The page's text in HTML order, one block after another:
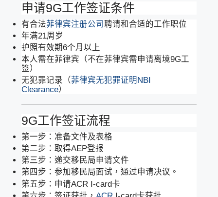
申请9G工作签证条件
有合法菲律宾注册公司聘请和合适的工作职位
年满21周岁
护照有效期6个月以上
本人需在菲律宾（不在菲律宾需申请离境9G工
签）
无犯罪记录（菲律宾无犯罪证明NBI
Clearance）
9G工作签证流程
第一步：准备文件及表格
第二步：取得AEP登报
第三步：递交移民局申请文件
第四步：参加移民局面试，通过申请决议。
第五步：申请ACR I-card卡